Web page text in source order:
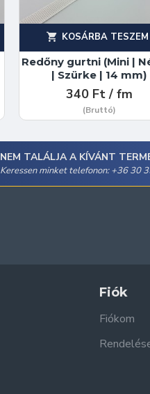
Redőny gurtni (Mini |
| Szürke | 14 mm)
340 Ft / fm
(Bruttó)
KOSÁRBA TESZEM
NEM TALÁLJA A KÍVÁNT
Keressen minket telefonon: +36 30
Fiók
Fiókom